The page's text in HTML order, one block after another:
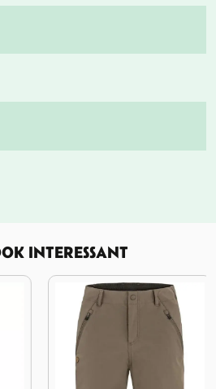
INTERESSANT